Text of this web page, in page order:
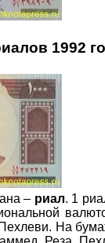
1992
– риал. 1
На